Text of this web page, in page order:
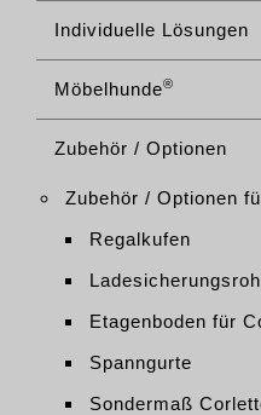
Individuelle Lösungen
Möbelhunde®
Zubehör / Optionen
Zubehör / Optionen
Regalkufen
Etagenboden für
Spanngurte
Sondermaß